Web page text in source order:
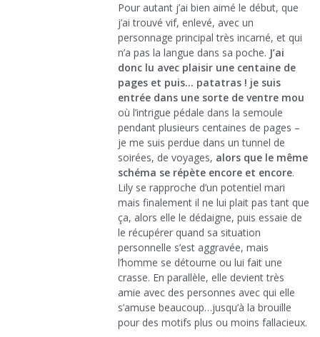
Pour autant j’ai bien aimé le début, que
j’ai trouvé vif, enlevé, avec un
personnage principal très incarné, et qui
n’a pas la langue dans sa poche. J’ai
donc lu avec plaisir une centaine de
pages et puis… patatras ! je suis
entrée dans une sorte de ventre mou
où l’intrigue pédale dans la semoule
pendant plusieurs centaines de pages –
je me suis perdue dans un tunnel de
soirées, de voyages, alors que le même
schéma se répète encore et encore.
Lily se rapproche d’un potentiel mari
mais finalement il ne lui plait pas tant que
ça, alors elle le dédaigne, puis essaie de
le récupérer quand sa situation
personnelle s’est aggravée, mais
l’homme se détourne ou lui fait une
crasse. En parallèle, elle devient très
amie avec des personnes avec qui elle
s’amuse beaucoup…jusqu’à la brouille
pour des motifs plus ou moins fallacieux.